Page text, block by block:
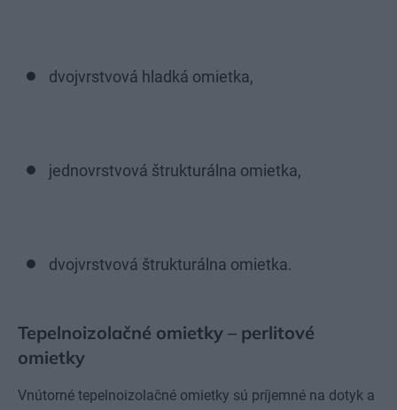
dvojvrstvová hladká omietka,
jednovrstvová štrukturálna omietka,
dvojvrstvová štrukturálna omietka.
Tepelnoizolačné omietky – perlitové
omietky
Vnútorné tepelnoizolačné omietky sú príjemné na dotyk a